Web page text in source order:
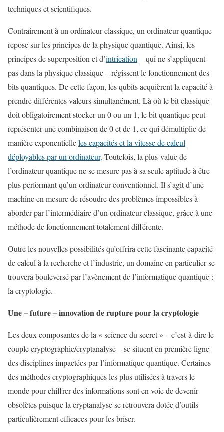
techniques et scientifiques.
Contrairement à un ordinateur classique, un ordinateur quantique
repose sur les principes de la physique quantique. Ainsi, les
principes de superposition et d’intrication – qui ne s’appliquent
pas dans la physique classique – régissent le fonctionnement des
bits quantiques. De cette façon, les qubits acquièrent la capacité à
prendre différentes valeurs simultanément. Là où le bit classique
doit obligatoirement stocker un 0 ou un 1, le bit quantique peut
représenter une combinaison de 0 et de 1, ce qui démultiplie de
manière exponentielleles capacités et la vitesse de calcul
déployables par un ordinateur. Toutefois, la plus-value de
l’ordinateur quantique ne se mesure pas à sa seule aptitude à être
plus performant qu’un ordinateur conventionnel. Il s’agit d’une
machine en mesure de résoudre des problèmes impossibles à
aborder par l’intermédiaire d’un ordinateur classique, grâce à une
méthode de fonctionnement totalement différente.
Outre les nouvelles possibilités qu’offrira cette fascinante capacité
de calcul à la recherche et l’industrie, un domaine en particulier se
trouvera bouleversé par l’avènement de l’informatique quantique :
la cryptologie.
Une – future – innovation de rupture pour la cryptologie
Les deux composantes de la « science du secret » – c’est-à-dire le
couple cryptographie/cryptanalyse – se situent en première ligne
des disciplines impactées par l’informatique quantique. Certaines
des méthodes cryptographiques les plus utilisées à travers le
monde pour chiffrer des informations sont en voie de devenir
obsolètes puisque la cryptanalyse se retrouvera dotée d’outils
particulièrement efficaces pour les briser.